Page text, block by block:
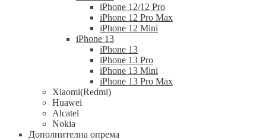
iPhone 12/12 Pro
iPhone 12 Pro Max
iPhone 12 Mini
iPhone 13
iPhone 13
iPhone 13 Pro
iPhone 13 Mini
iPhone 13 Pro Max
Xiaomi(Redmi)
Huawei
Alcatel
Nokia
Дополнителна опрема